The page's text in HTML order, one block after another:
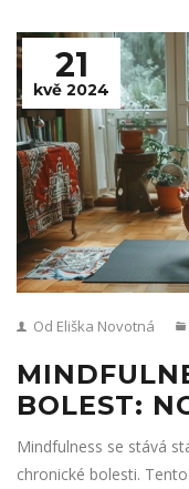
21
kvě 2024
Od Eliška Novotná
BOLEST:
Mindfulness se stává
chronické bolesti.